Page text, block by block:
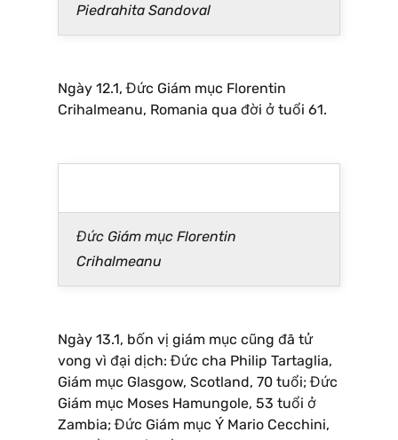
Piedrahita Sandoval
Ngày 12.1, Đức Giám mục Florentin
Crihalmeanu, Romania qua đời ở tuổi 61.
Đức Giám mục Florentin
Crihalmeanu
Ngày 13.1, bốn vị giám mục cũng đã tử
vong vì đại dịch: Đức cha Philip Tartaglia,
Giám mục Glasgow, Scotland, 70 tuổi; Đức
Giám mục Moses Hamungole, 53 tuổi ở
Zambia; Đức Giám mục Ý Mario Cecchini,